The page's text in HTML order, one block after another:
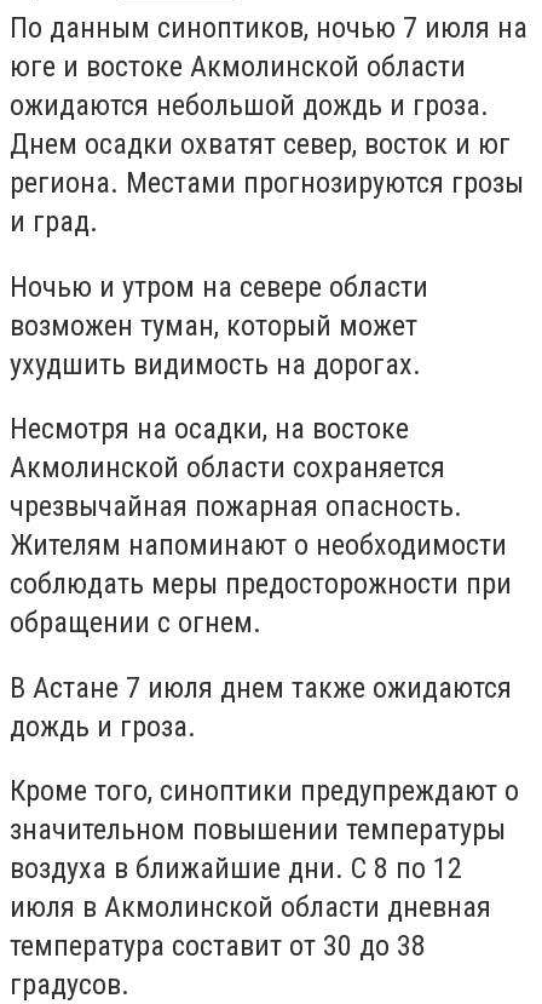
По данным синоптиков, ночью 7 июля на
юге и востоке Акмолинской области
ожидаются небольшой дождь и гроза.
Днем осадки охватят север, восток и юг
региона. Местами прогнозируются грозы
и град.
Ночью и утром на севере области
возможен туман, который может
ухудшить видимость на дорогах.
Несмотря на осадки, на востоке
Акмолинской области сохраняется
чрезвычайная пожарная опасность.
Жителям напоминают о необходимости
соблюдать меры предосторожности при
обращении с огнем.
В Астане 7 июля днем также ожидаются
дождь и гроза.
Кроме того, синоптики предупреждают о
значительном повышении температуры
воздуха в ближайшие дни. С 8 по 12
июля в Акмолинской области дневная
температура составит от 30 до 38
градусов.